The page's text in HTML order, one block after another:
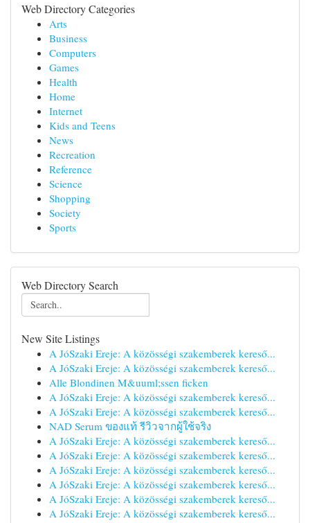
Web Directory Categories
Arts
Business
Computers
Games
Health
Home
Internet
Kids and Teens
News
Recreation
Reference
Science
Shopping
Society
Sports
Web Directory Search
New Site Listings
A JóSzaki Ereje: A közösségi szakemberek kereső...
A JóSzaki Ereje: A közösségi szakemberek kereső...
Alle Blondinen M&uuml;ssen ficken
A JóSzaki Ereje: A közösségi szakemberek kereső...
A JóSzaki Ereje: A közösségi szakemberek kereső...
NAD Serum ของแท้ รีวิวจากผู้ใช้จริง
A JóSzaki Ereje: A közösségi szakemberek kereső...
A JóSzaki Ereje: A közösségi szakemberek kereső...
A JóSzaki Ereje: A közösségi szakemberek kereső...
A JóSzaki Ereje: A közösségi szakemberek kereső...
A JóSzaki Ereje: A közösségi szakemberek kereső...
A JóSzaki Ereje: A közösségi szakemberek kereső...